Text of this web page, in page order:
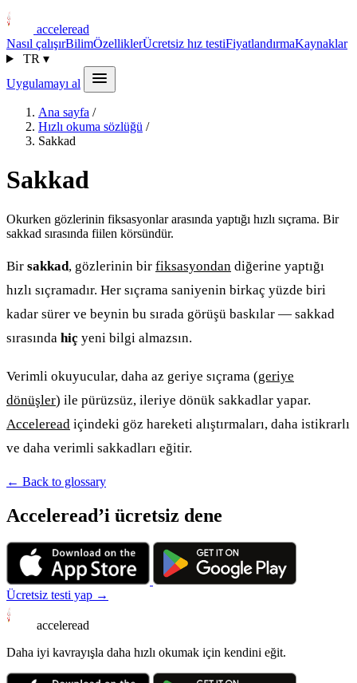
acceleread
Nasıl çalışırBilimÖzelliklerÜcretsiz hız testiFiyatlandırmaKaynaklar
TR ▾
Uygulamayı al
Ana sayfa /
Hızlı okuma sözlüğü /
Sakkad
Sakkad
Okurken gözlerinin fiksasyonlar arasında yaptığı hızlı sıçrama. Bir
sakkad sırasında fiilen körsündür.
Bir sakkad, gözlerinin bir fiksasyondan diğerine yaptığı
hızlı sıçramadır. Her sıçrama saniyenin birkaç yüzde biri
kadar sürer ve beynin bu sırada görüşü baskılar — sakkad
sırasında hiç yeni bilgi almazsın.
Verimli okuyucular, daha az geriye sıçrama (geriye
dönüşler) ile pürüzsüz, ileriye dönük sakkadlar yapar.
Acceleread içindeki göz hareketi alıştırmaları, daha istikrarlı
ve daha verimli sakkadları eğitir.
← Back to glossary
Acceleread’i ücretsiz dene
Ücretsiz testi yap →
acceleread
Daha iyi kavrayışla daha hızlı okumak için kendini eğit.